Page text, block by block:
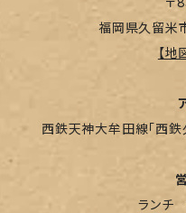
福岡県久留米
【地
西鉄天神大牟田線「西
ランチ